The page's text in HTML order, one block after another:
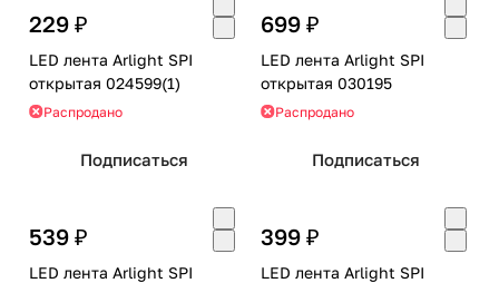
229 ₽
LED лента Arlight SPI
открытая 024599(1)
Распродано
Подписаться
699 ₽
LED лента Arlight SPI
открытая 030195
Распродано
Подписаться
539 ₽
LED лента Arlight SPI
399 ₽
LED лента Arlight SPI